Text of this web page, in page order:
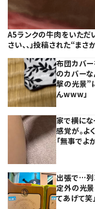
A5ランクの牛肉をいただ
さい、、」投稿された“ま
布団カバー
のカバーな
撃の光景”
んwww」
家で横にな
感覚が。よ
「無事でよ
出張で…
定外の光景
てあげて笑」